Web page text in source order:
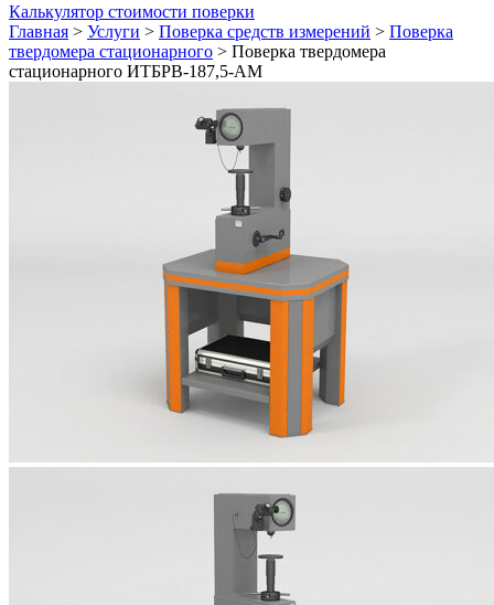
Калькулятор стоимости поверки
Главная > Услуги > Поверка средств измерений > Поверка
твердомера стационарного > Поверка твердомера
стационарного ИТБРВ-187,5-АМ